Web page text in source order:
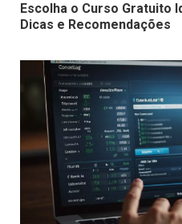
Escolha o Curso Gratuito
Dicas e Recomendações